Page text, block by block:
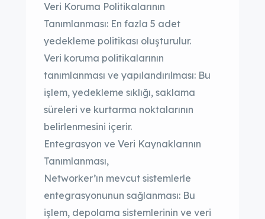
Veri Koruma Politikalarının
Tanımlanması: En fazla 5 adet
yedekleme politikası oluşturulur.
Veri koruma politikalarının
tanımlanması ve yapılandırılması: Bu
işlem, yedekleme sıklığı, saklama
süreleri ve kurtarma noktalarının
belirlenmesini içerir.
Entegrasyon ve Veri Kaynaklarının
Tanımlanması,
Networker’ın mevcut sistemlerle
entegrasyonunun sağlanması: Bu
işlem, depolama sistemlerinin ve veri